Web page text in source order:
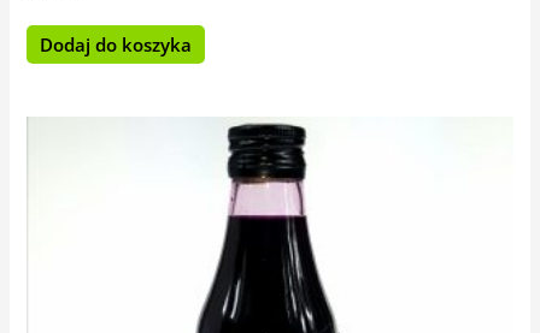
Dodaj do koszyka